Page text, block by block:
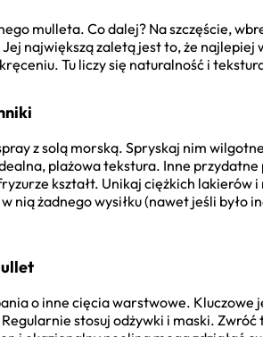
mulleta. Co dalej? Na szczęście,
największą zaletą jest to, że
Tu liczy się naturalność i
z solą morską. Spryskaj nim
plażowa tekstura. Inne
kształt. Unikaj ciężkich lakierów i
nią żadnego wysiłku (nawet jeśli było
o inne cięcia warstwowe. Kluczowe
stosuj odżywki i maski.